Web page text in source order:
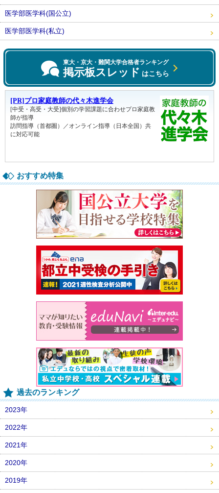
医学部医学科(国公立)
医学部医学科(私立)
東大・京大・難関大学合格者ランキング
掲示板スレッド はこちら
おすすめ特集
過去のランキング
2023年
2022年
2021年
2020年
2019年